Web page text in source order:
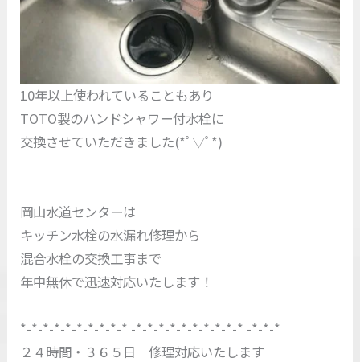
10年以上使われていることもあり
TOTO製のハンドシャワー付水栓に
交換させていただきました(*ﾟ▽ﾟ*)
岡山水道センターは
キッチン水栓の水漏れ修理から
混合水栓の交換工事まで
年中無休で迅速対応いたします！
*-*-*-*-*-*-*-*-*-* -*-*-*-*-*-*-*-*-*-* -*-*-*
２４時間・３６５日 修理対応いたします